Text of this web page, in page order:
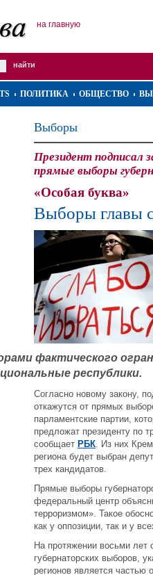
на главную
ПОЛИТИКА ОБЩЕСТВО
Выборы
Президент подписал
прямые выборы
«Особая буква»
Выборы главы
фактического
республики.
Согласно новому закону,
откажутся от прямых
парламентские партии,
предложат президенту по
сообщает РБК. Из них
региона будет выбран
трех кандидатов.
Прямые выборы
федеральный центр
терроризмом». Такое
как у оппозиции, так и у
На протяжении восьми лет
губернаторских выборов,
регионов является